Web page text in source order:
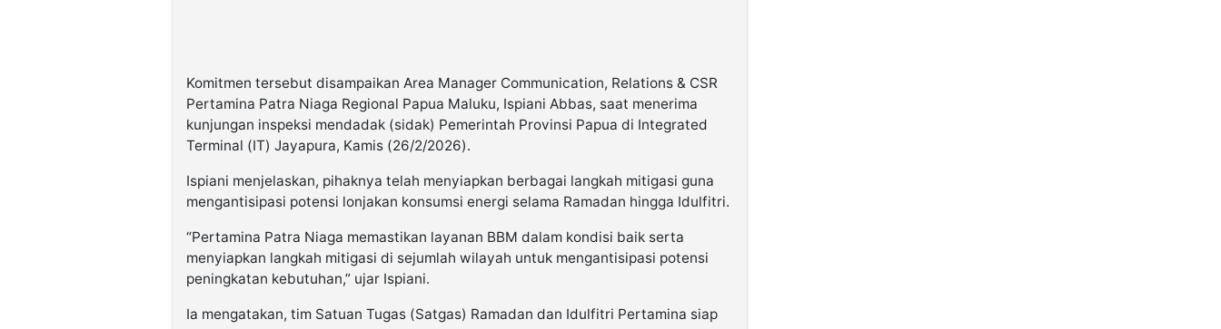
Komitmen tersebut disampaikan Area Manager Communication, Relations & CSR
Pertamina Patra Niaga Regional Papua Maluku, Ispiani Abbas, saat menerima
kunjungan inspeksi mendadak (sidak) Pemerintah Provinsi Papua di Integrated
Terminal (IT) Jayapura, Kamis (26/2/2026).
Ispiani menjelaskan, pihaknya telah menyiapkan berbagai langkah mitigasi guna
mengantisipasi potensi lonjakan konsumsi energi selama Ramadan hingga Idulfitri.
“Pertamina Patra Niaga memastikan layanan BBM dalam kondisi baik serta
menyiapkan langkah mitigasi di sejumlah wilayah untuk mengantisipasi potensi
peningkatan kebutuhan,” ujar Ispiani.
Ia mengatakan, tim Satuan Tugas (Satgas) Ramadan dan Idulfitri Pertamina siap